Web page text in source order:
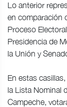
Lo anterior
en comparación
Proceso
Presidencia de
la Unión y
En estas
la Lista Nominal
Campeche,